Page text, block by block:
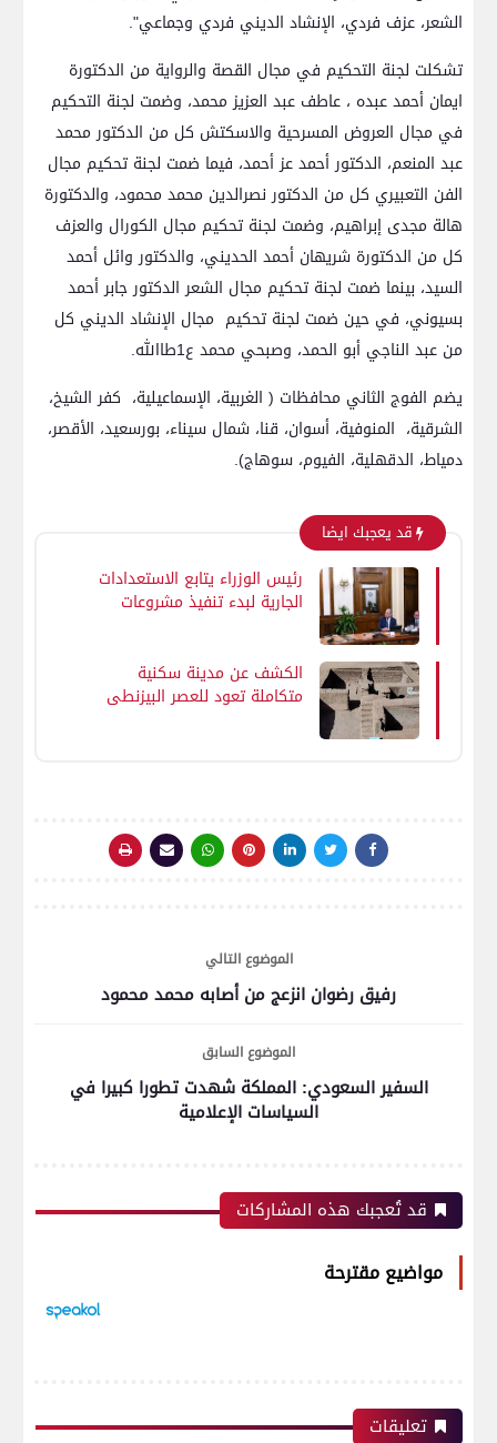
الشعر، عزف فردي، الإنشاد الديني فردي وجماعي".
تشكلت لجنة التحكيم في مجال القصة والرواية من الدكتورة
ايمان أحمد عبده ، عاطف عبد العزيز محمد، وضمت لجنة التحكيم
في مجال العروض المسرحية والاسكتش كل من الدكتور محمد
عبد المنعم، الدكتور أحمد عز أحمد، فيما ضمت لجنة تحكيم مجال
الفن التعبيري كل من الدكتور نصرالدين محمد محمود، والدكتورة
هالة مجدى إبراهيم، وضمت لجنة تحكيم مجال الكورال والعزف
كل من الدكتورة شريهان أحمد الحديني، والدكتور وائل أحمد
السيد، بينما ضمت لجنة تحكيم مجال الشعر الدكتور جابر أحمد
بسيوني، في حين ضمت لجنة تحكيم مجال الإنشاد الديني كل
من عبد الناجي أبو الحمد، وصبحي محمد ع1طاالله.
يضم الفوج الثاني محافظات ( الغربية، الإسماعيلية، كفر الشيخ،
الشرقية، المنوفية، أسوان، قنا، شمال سيناء، بورسعيد، الأقصر،
دمياط، الدقهلية، الفيوم، سوهاج).
قد يعجبك ايضا
رئيس الوزراء يتابع الاستعدادات
الجارية لبدء تنفيذ مشروعات
الكشف عن مدينة سكنية
متكاملة تعود للعصر البيزنطي
الموضوع التالي
رفيق رضوان انزعج من أصابه محمد محمود
الموضوع السابق
السفير السعودي: المملكة شهدت تطورا كبيرا في
السياسات الإعلامية
قد تُعجبك هذه المشاركات
مواضيع مقترحة
تعليقات